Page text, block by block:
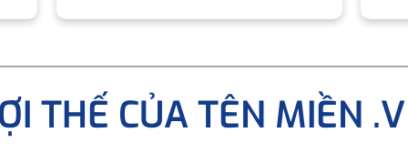
THẾ CỦA TÊN MIỀN